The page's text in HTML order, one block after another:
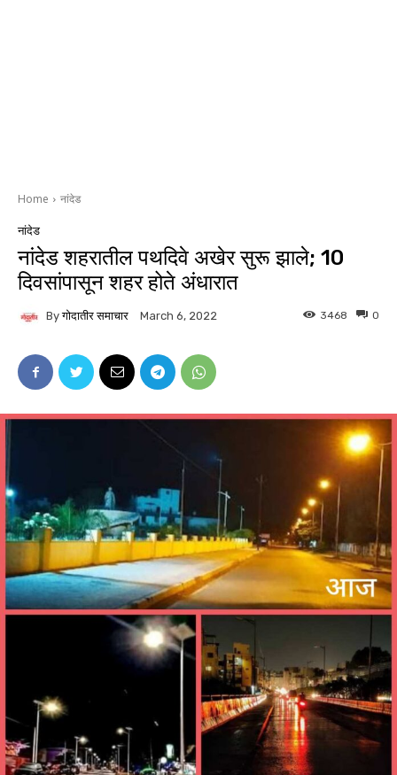
Home नांदेड
नांदेड
नांदेड शहरातील पथदिवे अखेर सुरू झाले; 10
दिवसांपासून शहर होते अंधारात
By गोदातीर समाचार March 6, 2022 0
3468